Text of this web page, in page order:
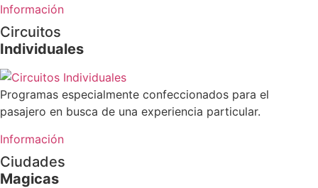
Información
Circuitos
Individuales
Programas especialmente confeccionados para el
pasajero en busca de una experiencia particular.
Información
Ciudades
Magicas